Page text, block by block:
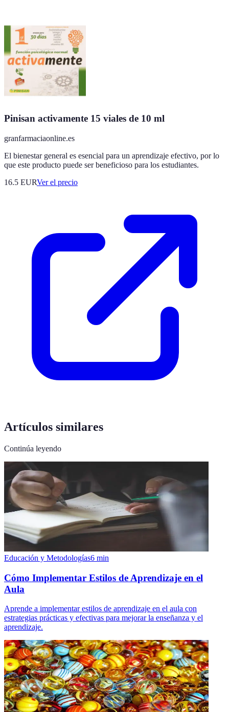
Pinisan activamente 15 viales de 10 ml
granfarmaciaonline.es
El bienestar general es esencial para un aprendizaje efectivo, por lo
que este producto puede ser beneficioso para los estudiantes.
16.5 EURVer el precio
Artículos similares
Continúa leyendo
Educación y Metodologías6 min
Cómo Implementar Estilos de Aprendizaje en el
Aula
Aprende a implementar estilos de aprendizaje en el aula con
estrategias prácticas y efectivas para mejorar la enseñanza y el
aprendizaje.